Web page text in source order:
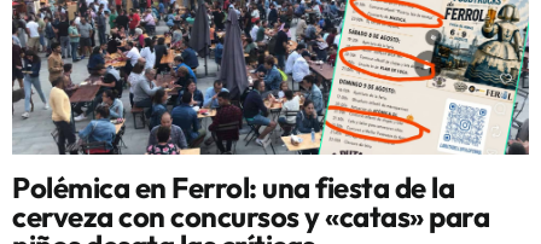
Polémica en Ferrol: una fiesta de la
cerveza con concursos y «catas» para